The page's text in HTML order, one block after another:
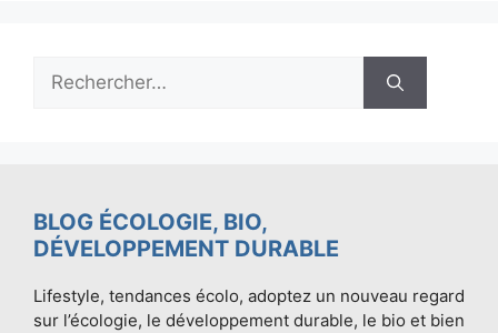
Rechercher :
BLOG ÉCOLOGIE, BIO,
DÉVELOPPEMENT DURABLE
Lifestyle, tendances écolo, adoptez un nouveau regard
sur l’écologie, le développement durable, le bio et bien